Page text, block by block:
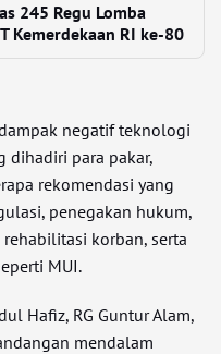
245 Regu Lomba
Kemerdekaan RI ke-80
negatif teknologi
dihadiri para pakar,
rekomendasi yang
penegakan hukum,
korban, serta
MUI.
Hafiz, RG Guntur Alam,
mendalam